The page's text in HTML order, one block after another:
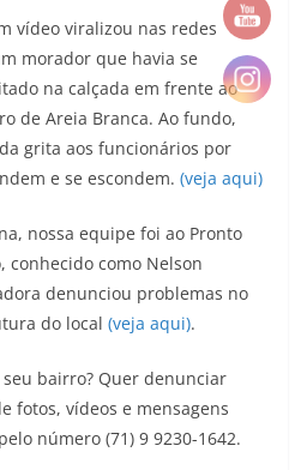
vídeo viralizou nas redes
morador que havia se
na calçada em frente ao
de Areia Branca. Ao fundo,
grita aos funcionários por
e se escondem. (veja aqui)
nossa equipe foi ao Pronto
conhecido como Nelson
denunciou problemas no
do local (veja aqui).
seu bairro? Quer denunciar
fotos, vídeos e mensagens
número (71) 9 9230-1642.